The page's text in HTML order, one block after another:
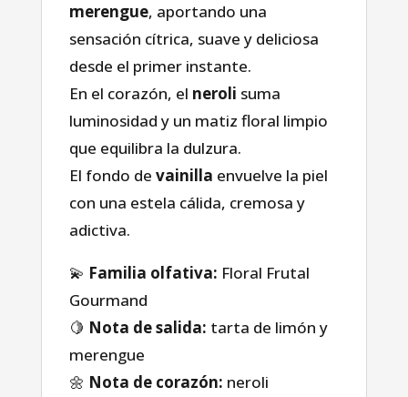
merengue, aportando una
sensación cítrica, suave y deliciosa
desde el primer instante.
En el corazón, el neroli suma
luminosidad y un matiz floral limpio
que equilibra la dulzura.
El fondo de vainilla envuelve la piel
con una estela cálida, cremosa y
adictiva.
💫 Familia olfativa: Floral Frutal
Gourmand
🍋 Nota de salida: tarta de limón y
merengue
🌼 Nota de corazón: neroli